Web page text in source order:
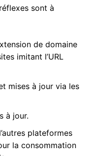
sont à
de domaine
imitant l’URL
mises à jour via les
à jour.
plateformes
la consommation